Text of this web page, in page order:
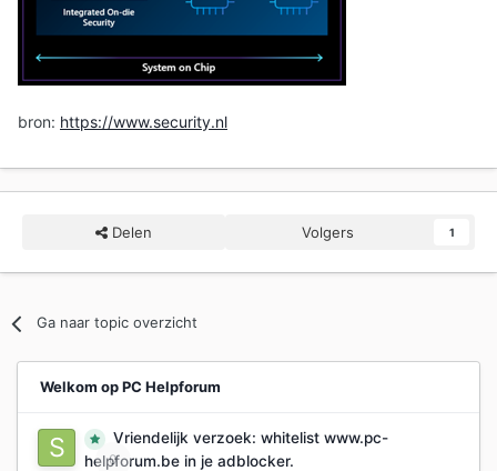
bron: https://www.security.nl
Delen Volgers 1
Ga naar topic overzicht
Welkom op PC Helpforum
0
Vriendelijk verzoek: whitelist www.pc-
helpforum.be in je adblocker.